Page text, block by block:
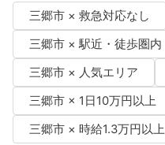
三郷市 × 救急対応なし
三郷市 × 駅近・徒歩圏内
三郷市 × 人気エリア
三郷市 × 1日10万円以上
三郷市 × 時給1.3万円以上